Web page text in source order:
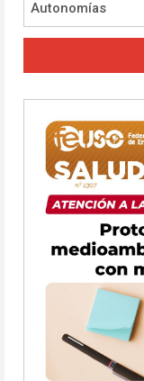
Autonomías